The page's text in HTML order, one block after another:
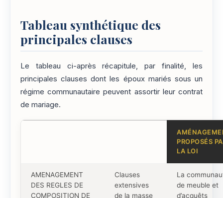
Tableau synthétique des
principales clauses
Le tableau ci-après récapitule, par finalité, les
principales clauses dont les époux mariés sous un
régime communautaire peuvent assortir leur contrat
de mariage.
PROPOSÉS
LA LOI
AMENAGEMENT
DES REGLES DE
COMPOSITION DE
Clauses
extensives
de la masse
La
de meuble et
d’acquêts